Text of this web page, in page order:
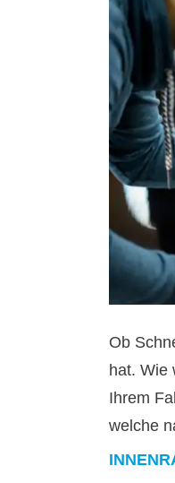
Ob
hat. Wie
Ihrem
welche